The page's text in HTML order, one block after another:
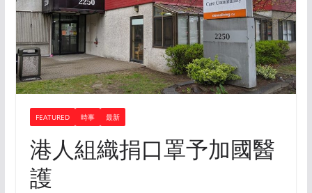
FEATURED 時事 最新
港人組織捐口罩予加國醫
護